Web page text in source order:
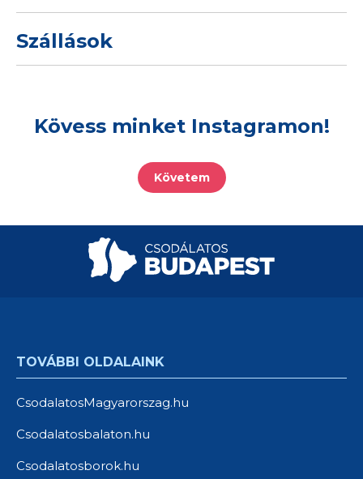
Szállások
Kövess minket Instagramon!
Követem
TOVÁBBI OLDALAINK
CsodalatosMagyarorszag.hu
Csodalatosbalaton.hu
Csodalatosborok.hu